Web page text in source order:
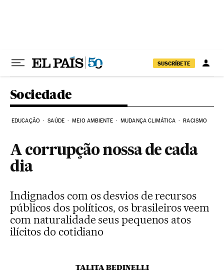
SUSCRÍBETE
Sociedade
EDUCAÇÃO SAÚDE MEIO AMBIENTE MUDANÇA CLIMÁTICA RACISMO
A corrupção nossa de cada
dia
Indignados com os desvios de recursos
públicos dos políticos, os brasileiros veem
com naturalidade seus pequenos atos
ilícitos do cotidiano
TALITA BEDINELLI